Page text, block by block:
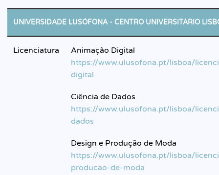
UNIVERSIDADE LUSÓFONA - CENTRO UNIVERSITÁRIO
Licenciatura
Animação Digital
https://www.ulusofona.pt/lisboa/
digital
Ciência de Dados
https://www.ulusofona.pt/lisboa/
dados
Design e Produção de Moda
https://www.ulusofona.pt/lisboa/
producao-de-moda